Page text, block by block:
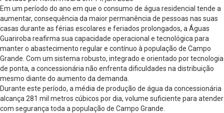
Em um período do ano em que o consumo de água residencial tende a
aumentar, consequência da maior permanência de pessoas nas suas
casas durante as férias escolares e feriados prolongados, a Águas
Guariroba reafirma sua capacidade operacional e tecnológica para
manter o abastecimento regular e contínuo à população de Campo
Grande. Com um sistema robusto, integrado e orientado por tecnologia
de ponta, a concessionária não enfrenta dificuldades na distribuição
mesmo diante do aumento da demanda.
Durante este período, a média de produção de água da concessionária
alcança 281 mil metros cúbicos por dia, volume suficiente para atender
com segurança toda a população de Campo Grande.